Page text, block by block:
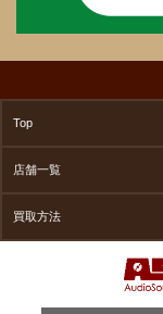
Top
店舗一覧
買取方法